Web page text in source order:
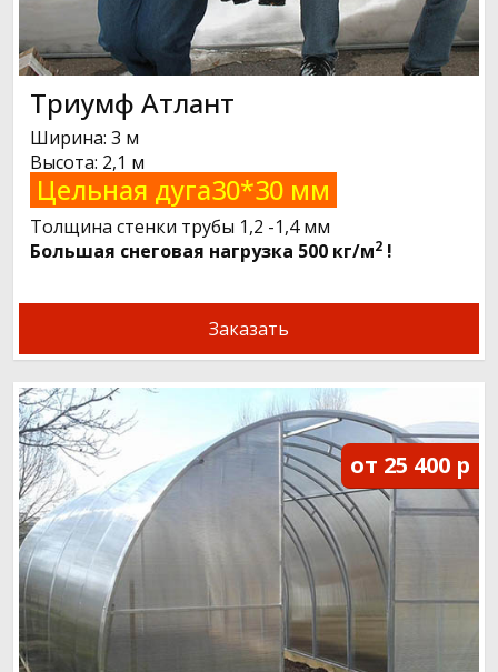
Триумф Атлант
Ширина: 3 м
Высота: 2,1 м
Цельная дуга30*30 мм
Толщина стенки трубы 1,2 -1,4 мм
Большая снеговая нагрузка 500 кг/м2 !
Заказать
от 25 400 р